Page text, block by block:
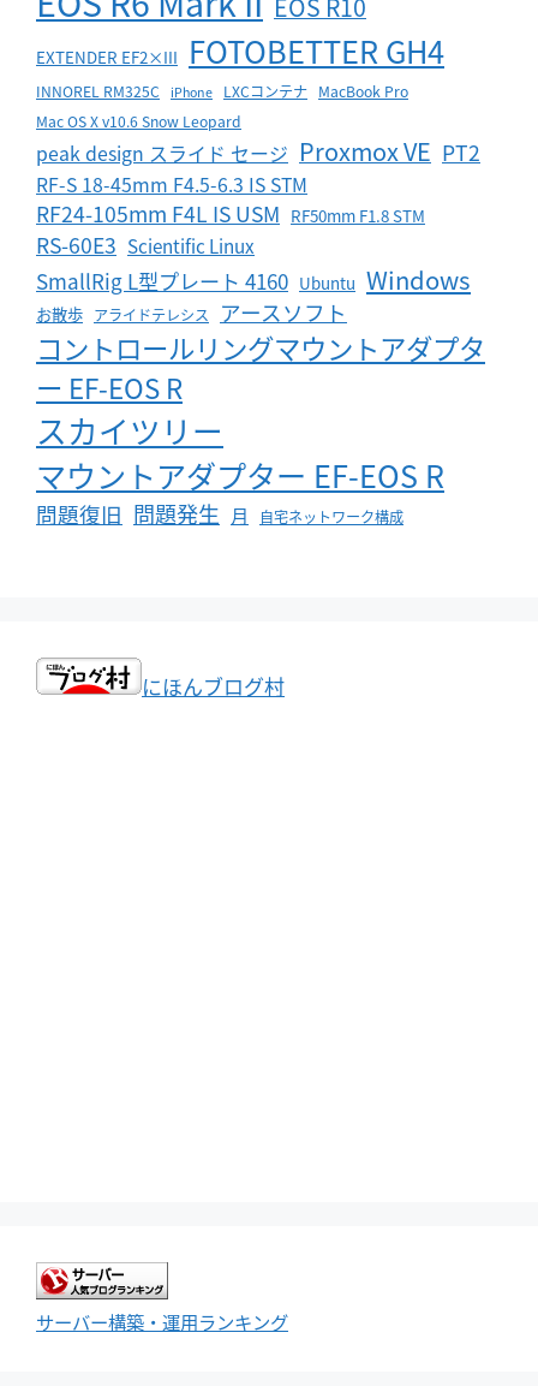
EXTENDER EF2×III FOTOBETTER GH4
INNOREL RM325C iPhone LXCコンテナ MacBook Pro
Mac OS X v10.6 Snow Leopard
peak design スライド セージ Proxmox VE PT2
RF-S 18-45mm F4.5-6.3 IS STM
RF24-105mm F4L IS USM RF50mm F1.8 STM
RS-60E3 Scientific Linux
SmallRig L型プレート 4160 Ubuntu Windows
お散歩 アライドテレシス アースソフト
コントロールリングマウントアダプタ
ー EF-EOS R
スカイツリー
マウントアダプター EF-EOS R
問題復旧 問題発生 月 自宅ネットワーク構成
にほんブログ村
サーバー構築・運用ランキング